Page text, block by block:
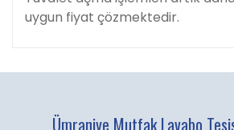
uygun fiyat çözmektedir.
Ümraniye Mutfak Lavabo